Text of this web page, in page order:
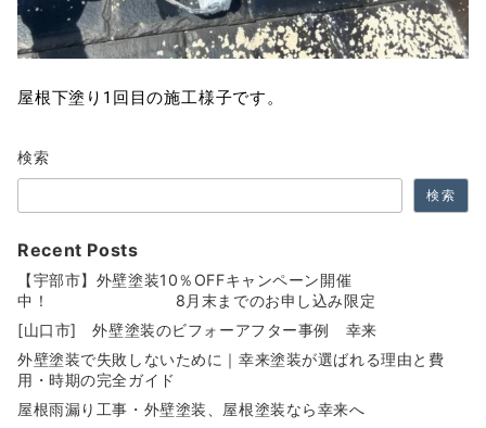
屋根下塗り1回目の施工様子です。
検索
検索
Recent Posts
【宇部市】外壁塗装10％OFFキャンペーン開催
中！ 8月末までのお申し込み限定
[山口市] 外壁塗装のビフォーアフター事例 幸来
外壁塗装で失敗しないために｜幸来塗装が選ばれる理由と費
用・時期の完全ガイド
屋根雨漏り工事・外壁塗装、屋根塗装なら幸来へ